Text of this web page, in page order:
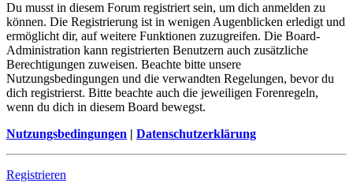
Du musst in diesem Forum registriert sein, um dich anmelden zu
können. Die Registrierung ist in wenigen Augenblicken erledigt und
ermöglicht dir, auf weitere Funktionen zuzugreifen. Die Board-
Administration kann registrierten Benutzern auch zusätzliche
Berechtigungen zuweisen. Beachte bitte unsere
Nutzungsbedingungen und die verwandten Regelungen, bevor du
dich registrierst. Bitte beachte auch die jeweiligen Forenregeln,
wenn du dich in diesem Board bewegst.
Nutzungsbedingungen | Datenschutzerklärung
Registrieren